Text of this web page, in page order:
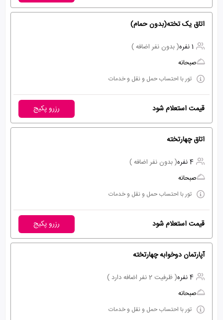
اتاق یک تخته(بدون حمام)
1 نفره
( بدون نفر اضافه )
صبحانه
تور با احتساب حمل و نقل و خدمات
قیمت استعلام شود رزرو پکیج
اتاق چهارتخته
4 نفره
( بدون نفر اضافه )
صبحانه
تور با احتساب حمل و نقل و خدمات
قیمت استعلام شود رزرو پکیج
آپارتمان دوخوابه چهارتخته
4 نفره
( ظرفیت 2 نفر اضافه دارد )
صبحانه
تور با احتساب حمل و نقل و خدمات